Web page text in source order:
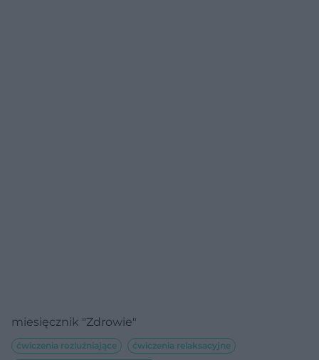
miesięcznik "Zdrowie"
ćwiczenia rozluźniające
ćwiczenia relaksacyjne